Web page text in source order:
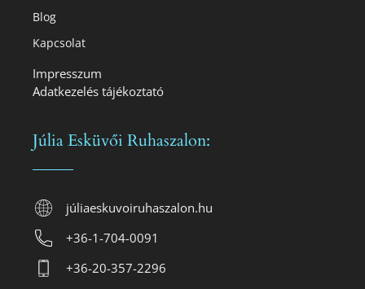
Blog
Kapcsolat
Impresszum
Adatkezelés tájékoztató
Júlia Esküvői Ruhaszalon:
júliaeskuvoiruhaszalon.hu
+36-1-704-0091
+36-20-357-2296